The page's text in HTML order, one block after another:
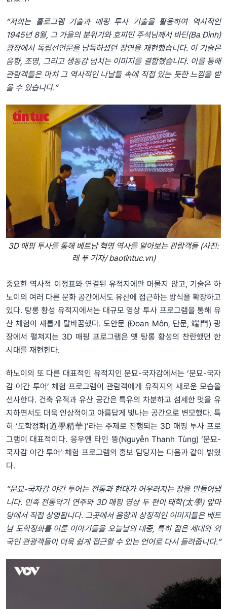
“저희는 홀로그램 기술과 매핑 투사 기술을 활용하여 역사적인
1945년 8월, 그 가을의 분위기와 호찌민 주석님께서 바딘(Ba Đình)
광장에서 독립선언문을 낭독하셨던 장면을 재현했습니다. 이 기술은
음향, 조명, 그리고 생동감 넘치는 이미지를 결합했습니다. 이를 통해
관람객들은 마치 그 역사적인 나날들 속에 직접 있는 듯한 느낌을 받
을 수 있습니다.”
3D 매핑 투사를 통해 베트남 혁명 역사를 알아보는 관람객들 (사진:
레 푸 기자/ baotintuc.vn)
중요한 역사적 이정표와 연결된 유적지에만 머물지 않고, 기술은 하
노이의 여러 다른 문화 공간에서도 유산에 접근하는 방식을 확장하고
있다. 탕롱 황성 유적지에서는 대규모 영상 투사 프로그램을 통해 유
산 체험이 새롭게 탈바꿈했다. 도안문 (Đoan Môn, 단문, 端門) 광
장에서 펼쳐지는 3D 매핑 프로그램은 옛 탕롱 황성의 찬란했던 한
시대를 재현한다.
하노이의 또 다른 대표적인 유적지인 문묘-국자감에서는 ‘문묘-국자
감 야간 투어’ 체험 프로그램이 관람객에게 유적지의 새로운 모습을
선사한다. 건축 유적과 유산 공간은 특유의 차분하고 섬세한 멋을 유
지하면서도 더욱 인상적이고 아름답게 빛나는 공간으로 변모했다. 특
히 ‘도학정화(道學精華)’라는 주제로 진행되는 3D 매핑 투사 프로
그램이 대표적이다. 응우옌 타인 뚱(Nguyễn Thanh Tùng) ‘문묘-
국자감 야간 투어’ 체험 프로그램의 홍보 담당자는 다음과 같이 밝혔
다.
“문묘-국자감 야간 투어는 전통과 현대가 어우러지는 장을 만들어냅
니다. 민족 전통악기 연주와 3D 매핑 영상 두 편이 태학(太學) 앞마
당에서 직접 상영됩니다. 그곳에서 음향과 상징적인 이미지들은 베트
남 도학정화를 이룬 이야기들을 오늘날의 대중, 특히 젊은 세대와 외
국인 관광객들이 더욱 쉽게 접근할 수 있는 언어로 다시 들려줍니다.”